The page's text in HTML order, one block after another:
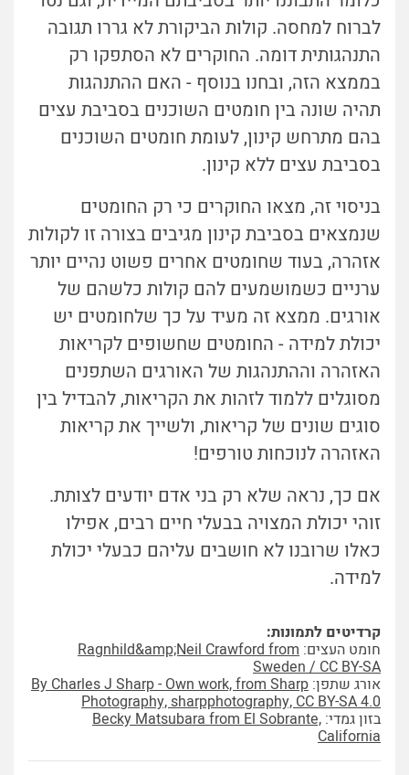
לברוח למחסה. קולות הביקורת לא גררו תגובה
התנהגותית דומה. החוקרים לא הסתפקו רק
בממצא הזה, ובחנו בנוסף - האם ההתנהגות
תהיה שונה בין חומטים השוכנים בסביבת עצים
בהם מתרחש קינון, לעומת חומטים השוכנים
בסביבת עצים ללא קינון.
בניסוי זה, מצאו החוקרים כי רק החומטים
שנמצאים בסביבת קינון מגיבים בצורה זו לקולות
אזהרה, בעוד שחומטים אחרים פשוט נהיים יותר
ערניים כשמושמעים להם קולות כלשהם של
אורגים. ממצא זה מעיד על כך שלחומטים יש
יכולת למידה - החומטים שחשופים לקריאות
האזהרה וההתנהגות של האורגים השתפנים
מסוגלים ללמוד לזהות את הקריאות, להבדיל בין
סוגים שונים של קריאות, ולשייך את קריאות
האזהרה לנוכחות טורפים!
אם כך, נראה שלא רק בני אדם יודעים לצותת.
זוהי יכולת המצויה בבעלי חיים רבים, אפילו
כאלו שרובנו לא חושבים עליהם כבעלי יכולת
למידה.
קרדיטים לתמונות:
חומט העצים: Ragnhild&amp;Neil Crawford from
Sweden / CC BY-SA
אורג שתפן: By Charles J Sharp - Own work, from Sharp
Photography, sharpphotography, CC BY-SA 4.0
בזון גמדי: Becky Matsubara from El Sobrante,
California